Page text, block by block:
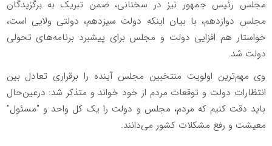
مجلس رئیس جمهور نیز در سخنانی، ضمن تبریک به برگزیدگان
مجلس دوازدهم، با بیان اینکه دولت سیزدهم، دولتی ولایی است،
خواستار هم افزایی دولت و مجلس برای پیشبرد برنامه‌های تحولی
دولت شد.
وی مهم‌ترین اولویت منتخبین مجلس آینده را برقراری تعادل بین
انتظارات دولت و توقعات مردم از خود خواند و متذکر شد: درعین‌حال
باید دقت کنیم که مردم، مجلس و دولت را یک کل واحد و "مسئول"
معیشت و رفع مشکلات کشور می‌دانند.